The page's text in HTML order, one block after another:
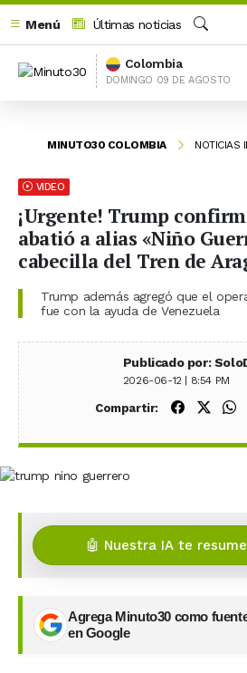
Menú
Últimas noticias
Buscar
Colombia
DOMINGO 09 DE AGOSTO
MINUTO30 COLOMBIA NOTICIAS
VIDEO
¡Urgente! Trump
abatió a alias «Niño
cabecilla del Tren de
Trump además agregó que el
fue con la ayuda de Venezuela
Publicado por:
2026-06-12 | 8:54 PM
Compartir:
🤖 Nuestra IA te
Agrega Minuto30 como
en Google